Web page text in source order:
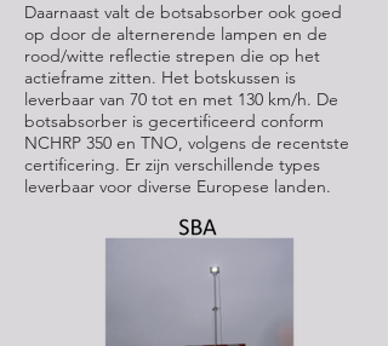
Daarnaast valt de botsabsorber ook goed
op door de alternerende lampen en de
rood/witte reflectie strepen die op het
actieframe zitten. Het botskussen is
leverbaar van 70 tot en met 130 km/h. De
botsabsorber is gecertificeerd conform
NCHRP 350 en TNO, volgens de recentste
certificering. Er zijn verschillende types
leverbaar voor diverse Europese landen.